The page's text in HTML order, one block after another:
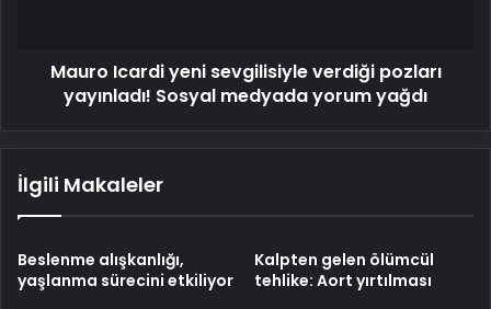
yorumMauro Icardi yeni sevgilisiyle verdiği pozları
yayınladı! Sosyal medyada yorum yağdı
İlgili Makaleler
Beslenme alışkanlığı,
yaşlanma sürecini etkiliyor
Kalpten gelen ölümcül
tehlike: Aort yırtılması